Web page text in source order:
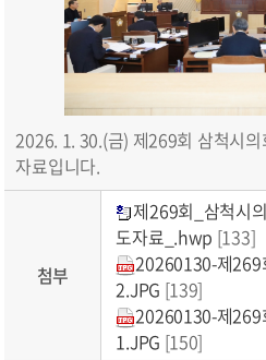
2026. 1. 30.(금) 제269회 삼척시
자료입니다.
첨부
제269회_삼척시
도자료_.hwp [133]
20260130-제269
2.JPG [139]
20260130-제269
1.JPG [150]